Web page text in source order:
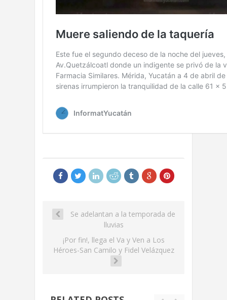
Se adelantan a la temporada de
lluvias
¡Por fin!, llega el Va y Ven a Los
Héroes-San Camilo y Fidel Velázquez